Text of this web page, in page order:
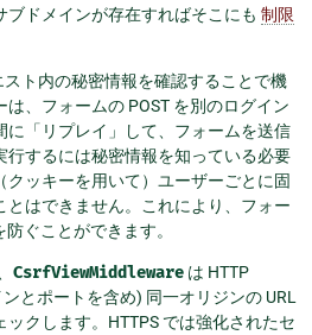
ドメインが存在すればそこにも 制限
スト内の秘密情報を確認することで機
、フォームの POST を別のログイン
に「リプレイ」して、フォームを送信
行するには秘密情報を知っている必要
ッキーを用いて）ユーザーごとに固
はできません。これにより、フォー
ぐことができます。
CsrfViewMiddleware は HTTP
とポートを含め) 同一オリジンの URL
クします。HTTPS では強化されたセ